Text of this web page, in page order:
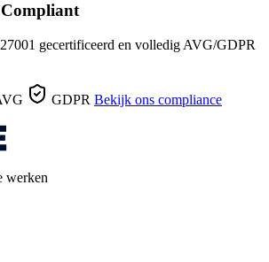
gecertificeerd en volledig AVG/GDPR
GDPR Bekijk ons compliance
werken